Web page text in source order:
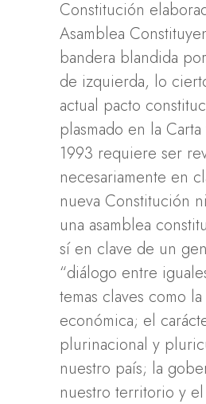
Constitución
Asamblea
bandera blandida
de izquierda, lo
actual pacto
plasmado en la
1993 requiere ser
necesariamente en
nueva Constitución
una asamblea
sí en clave de un
“diálogo entre
temas claves como
económica; el
plurinacional y
nuestro país; la
nuestro territorio y